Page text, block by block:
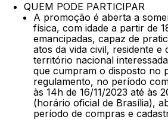
QUEM PODE PARTICIPAR
A promoção é aberta a
física, com idade a partir de
emancipadas, capaz de
atos da vida civil, residente e
território nacional
que cumpram o disposto no
regulamento, no período
às 14h de 16/11/2023 até às
(horário oficial de Brasília),
período de compras e